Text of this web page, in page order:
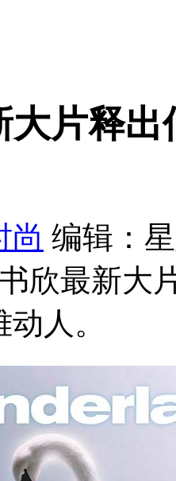
大片释
尚 编辑：
欣最新大
人。